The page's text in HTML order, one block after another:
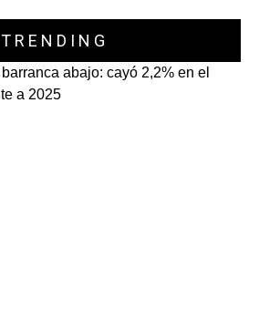
TRENDING